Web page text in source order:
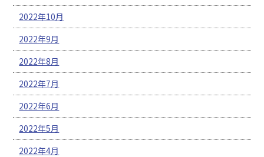
2022年10月
2022年9月
2022年8月
2022年7月
2022年6月
2022年5月
2022年4月